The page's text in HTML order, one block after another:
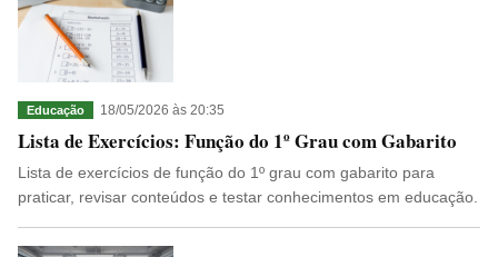
Educação 18/05/2026 às 20:35
Lista de Exercícios: Função do 1º Grau com Gabarito
Lista de exercícios de função do 1º grau com gabarito para
praticar, revisar conteúdos e testar conhecimentos em educação.